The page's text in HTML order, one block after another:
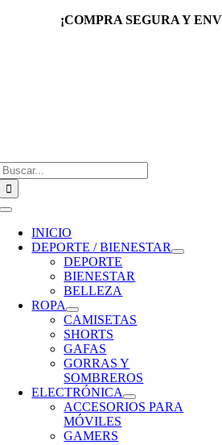
¡COMPRA SEGURA Y
Toggle
Navigation
INICIO
DEPORTE / BIENESTAR
DEPORTE
BIENESTAR
BELLEZA
ROPA
CAMISETAS
SHORTS
GAFAS
GORRAS Y
SOMBREROS
ELECTRÓNICA
ACCESORIOS PARA
MÓVILES
GAMERS